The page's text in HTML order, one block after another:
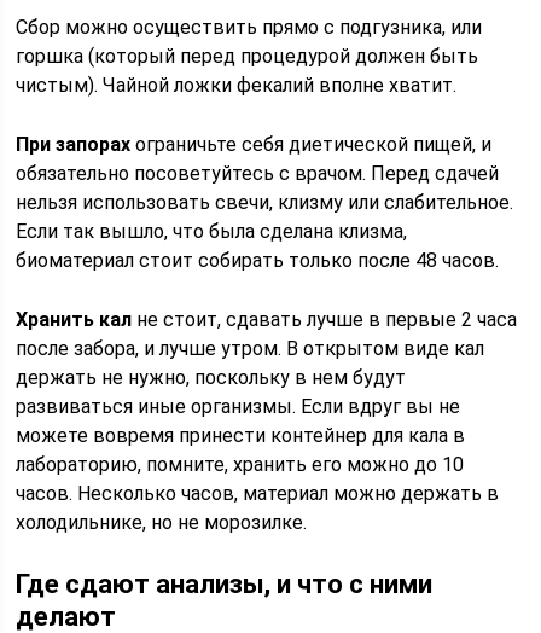
Сбор можно осуществить прямо с подгузника, или
горшка (который перед процедурой должен быть
чистым). Чайной ложки фекалий вполне хватит.
При запорахограничьте себя диетической пищей, и
обязательно посоветуйтесь с врачом. Перед сдачей
нельзя использовать свечи, клизму или слабительное.
Если так вышло, что была сделана клизма,
биоматериал стоит собирать только после 48 часов.
Хранить кал не стоит, сдавать лучше в первые 2 часа
после забора, и лучше утром. В открытом виде кал
держать не нужно, поскольку в нем будут
развиваться иные организмы. Если вдруг вы не
можете вовремя принести контейнер для кала в
лабораторию, помните, хранить его можно до 10
часов. Несколько часов, материал можно держать в
холодильнике, но не морозилке.
Где сдают анализы, и что с ними
делают